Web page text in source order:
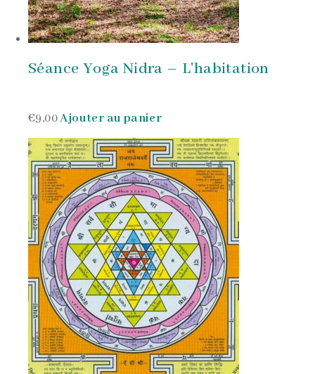
Séance Yoga Nidra – L'habitation
€9,00Ajouter au panier